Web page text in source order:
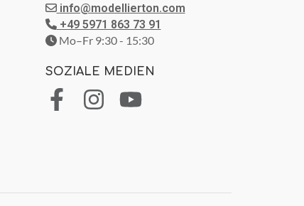
info@modellierton.com
+49 5971 863 73 91
Mo–Fr 9:30 - 15:30
SOZIALE MEDIEN